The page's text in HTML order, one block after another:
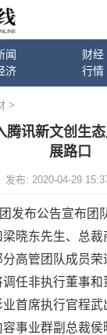
闻 财经
济 行情
>
腾讯新文创生
展路口
发布: 2020-04-29
发布公告宣布团
晓东先生、总
高管团队成员
任非执行董事
业首席执行官程
事业群副总裁